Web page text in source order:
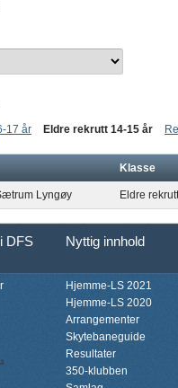
17 år Eldre rekrutt 14-15 år
Klasse
Lyngøy Eldre
DFS
Nyttig innhold
Hjemme-LS 2021
Hjemme-LS 2020
Arrangementer
Skytebaneguide
Resultater
350-klubben